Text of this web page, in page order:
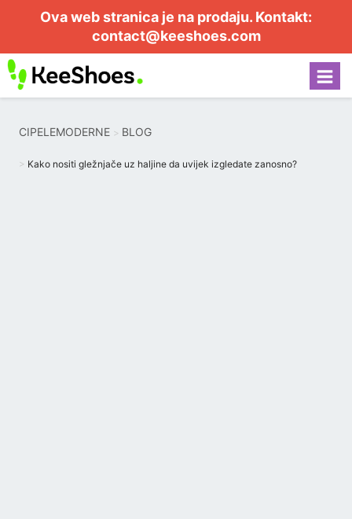
Ova web stranica je na prodaju. Kontakt:
contact@keeshoes.com
CIPELEMODERNE BLOG
Kako nositi gležnjače uz haljine da uvijek izgledate zanosno?